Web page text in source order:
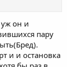
он и
пару
и и остановка